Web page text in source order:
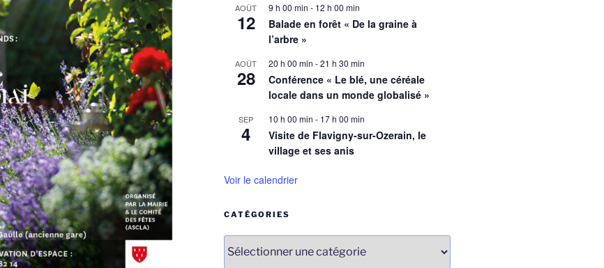
AOÛT
12
9 h 00 min - 12 h 00 min
Balade en forêt « De la graine à
l’arbre »
AOÛT
28
20 h 00 min -21 h 30 min
Conférence « Le blé, une céréale
locale dans un monde globalisé »
SEP
4
10 h 00 min - 17 h 00 min
Visite de Flavigny-sur-Ozerain, le
village et ses anis
Voir le calendrier
CATÉGORIES